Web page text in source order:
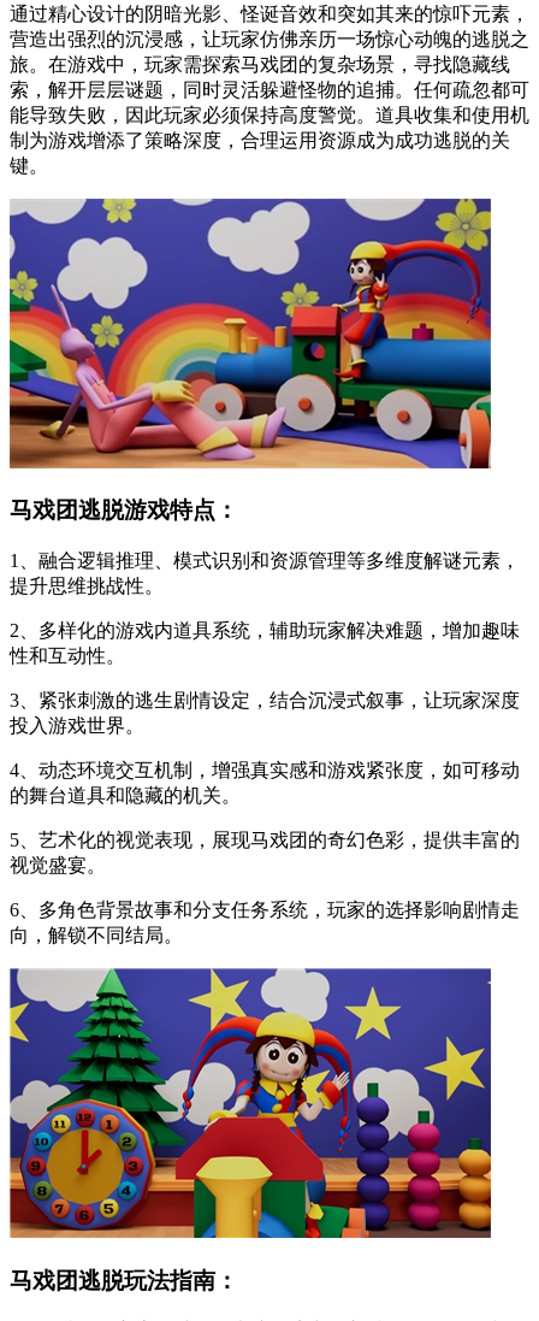
通过精心设计的阴暗光影、怪诞音效和突如其来的惊吓元素，
营造出强烈的沉浸感，让玩家仿佛亲历一场惊心动魄的逃脱之
旅。在游戏中，玩家需探索马戏团的复杂场景，寻找隐藏线
索，解开层层谜题，同时灵活躲避怪物的追捕。任何疏忽都可
能导致失败，因此玩家必须保持高度警觉。道具收集和使用机
制为游戏增添了策略深度，合理运用资源成为成功逃脱的关
键。
马戏团逃脱游戏特点：
1、融合逻辑推理、模式识别和资源管理等多维度解谜元素，
提升思维挑战性。
2、多样化的游戏内道具系统，辅助玩家解决难题，增加趣味
性和互动性。
3、紧张刺激的逃生剧情设定，结合沉浸式叙事，让玩家深度
投入游戏世界。
4、动态环境交互机制，增强真实感和游戏紧张度，如可移动
的舞台道具和隐藏的机关。
5、艺术化的视觉表现，展现马戏团的奇幻色彩，提供丰富的
视觉盛宴。
6、多角色背景故事和分支任务系统，玩家的选择影响剧情走
向，解锁不同结局。
马戏团逃脱玩法指南：